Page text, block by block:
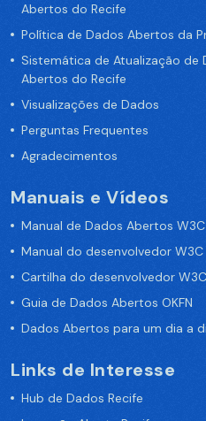
Abertos do Recife
Política de Dados Abertos da
Sistemática de Atualização de
Abertos do Recife
Visualizações de Dados
Perguntas Frequentes
Agradecimentos
Manuais e Vídeos
Manual de Dados Abertos W3C
Manual do desenvolvedor W3C
Cartilha do desenvolvedor W3C
Guia de Dados Abertos OKFN
Dados Abertos para um dia a
Links de Interesse
Hub de Dados Recife